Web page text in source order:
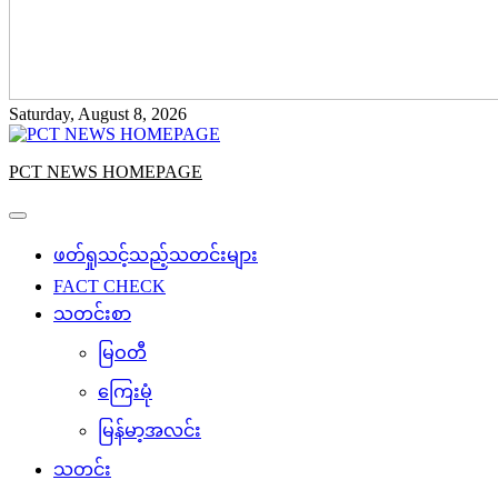
Saturday, August 8, 2026
PCT NEWS HOMEPAGE
ဖတ်ရှုသင့်သည့်သတင်းများ
FACT CHECK
သတင်းစာ
မြဝတီ
ကြေးမုံ
မြန်မာ့အလင်း
သတင်း